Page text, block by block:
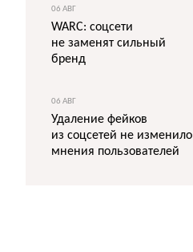
06 АВГ
WARC: соцсети
не заменят сильный
бренд
06 АВГ
Удаление фейков
из соцсетей не изменило
мнения пользователей